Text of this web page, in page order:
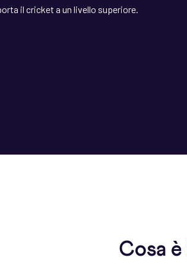
il cricket a un livello superiore.
Cosa è